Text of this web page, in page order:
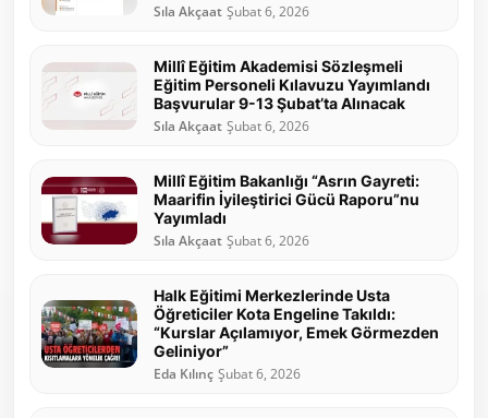
Sıla Akçaat Şubat 6, 2026
Millî Eğitim Akademisi Sözleşmeli
Eğitim Personeli Kılavuzu Yayımlandı
Başvurular 9-13 Şubat’ta Alınacak
Sıla Akçaat Şubat 6, 2026
Millî Eğitim Bakanlığı “Asrın Gayreti:
Maarifin İyileştirici Gücü Raporu”nu
Yayımladı
Sıla Akçaat Şubat 6, 2026
Halk Eğitimi Merkezlerinde Usta
Öğreticiler Kota Engeline Takıldı:
“Kurslar Açılamıyor, Emek Görmezden
Geliniyor”
Eda Kılınç Şubat 6, 2026